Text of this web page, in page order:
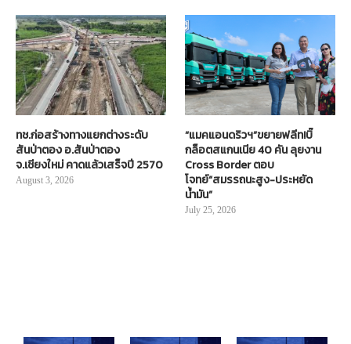
ทช.ก่อสร้างทางแยกต่างระดับ
สันป่าตอง อ.สันป่าตอง
จ.เชียงใหม่ คาดแล้วเสร็จปี 2570
August 3, 2026
“แมคแอนดริวฯ”ขยายฟลีท!บิ๊
กล็อตสแกนเนีย 40 คัน ลุยงาน
Cross Border ตอบ
โจทย์“สมรรถนะสูง-ประหยัด
น้ำมัน”
July 25, 2026